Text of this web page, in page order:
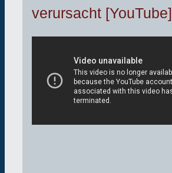
verursacht [YouTube]